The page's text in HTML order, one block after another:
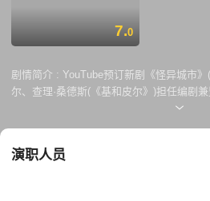
7.0
剧情简介 : YouTube预订新剧《怪异城市
尔、查理·桑德斯(《基和皮尔》)担任编剧
MonkeyPaw负责制作。新剧融合科幻、喜
演职人员